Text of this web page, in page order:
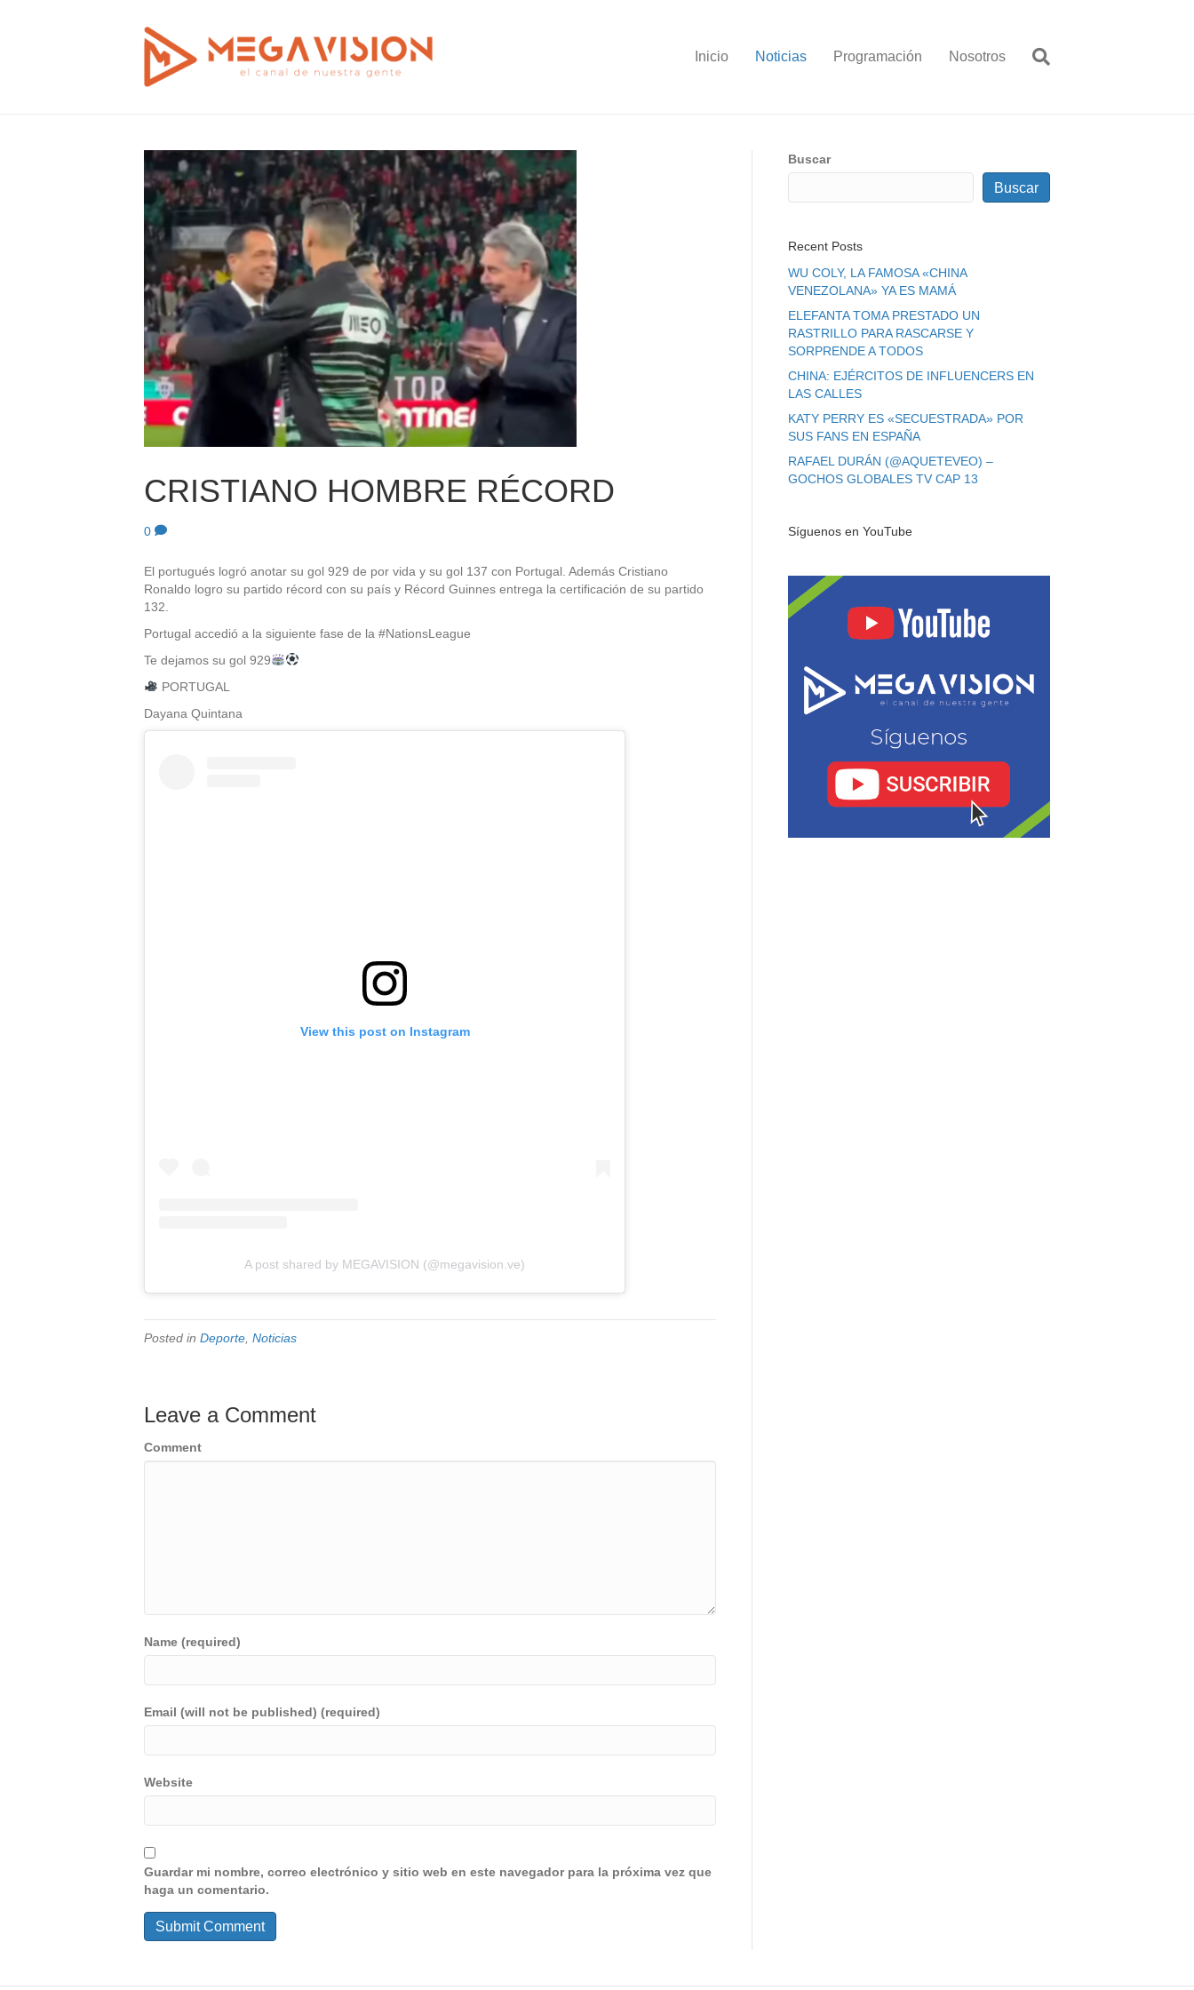
Inicio Noticias Programación Nosotros
CRISTIANO HOMBRE RÉCORD
0
El portugués logró anotar su gol 929 de por vida y su gol 137 con Portugal. Además Cristiano
Ronaldo logro su partido récord con su país y Récord Guinnes entrega la certificación de su partido
132.
Portugal accedió a la siguiente fase de la #NationsLeague
Te dejamos su gol 929
PORTUGAL
Dayana Quintana
View this post on Instagram
A post shared by MEGAVISION (@megavision.ve)
Posted in Deporte Noticias
Leave a Comment
Comment
Name (required)
Email (will not be published) (required)
Website
Guardar mi nombre, correo electrónico y sitio web en este navegador para la próxima vez que
haga un comentario.
Buscar
Buscar
Recent Posts
WU COLY, LA FAMOSA «CHINA
VENEZOLANA» YA ES MAMÁ
ELEFANTA TOMA PRESTADO UN
RASTRILLO PARA RASCARSE Y
SORPRENDE A TODOS
CHINA: EJÉRCITOS DE INFLUENCERS EN
LAS CALLES
KATY PERRY ES «SECUESTRADA» POR
SUS FANS EN ESPAÑA
RAFAEL DURÁN (@AQUETEVEO) –
GOCHOS GLOBALES TV CAP 13
Síguenos en YouTube